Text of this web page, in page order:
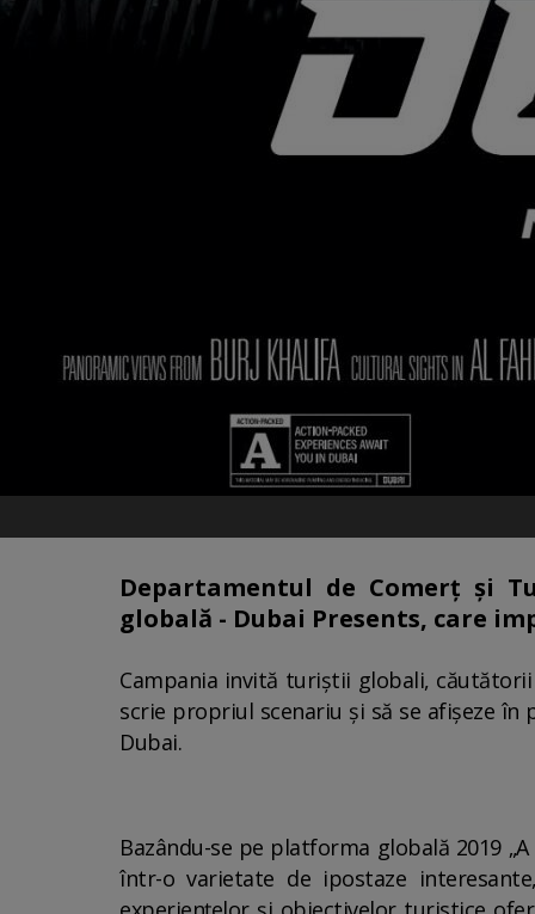
Departamentul de Comerț și
globală - Dubai Presents, care
Campania invită turiștii globali,
scrie propriul scenariu și să se afișeze
Dubai.
Bazându-se pe platforma globală 2019
într-o varietate de ipostaze